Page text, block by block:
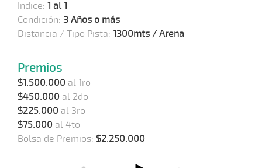
Indice: 1 al 1
Condición: 3 Años o más
Distancia / Tipo Pista: 1300mts / Arena
Premios
$1.500.000 al 1ro
$450.000 al 2do
$225.000 al 3ro
$75.000 al 4to
Bolsa de Premios: $2.250.000